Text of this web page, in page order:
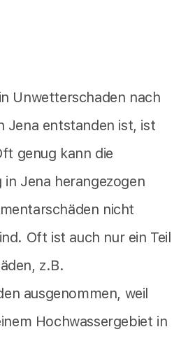
Unwetterschaden nach
Jena entstanden ist, ist
genug kann die
in Jena herangezogen
nicht
Oft ist auch nur ein Teil
z.B.
ausgenommen, weil
Hochwassergebiet in